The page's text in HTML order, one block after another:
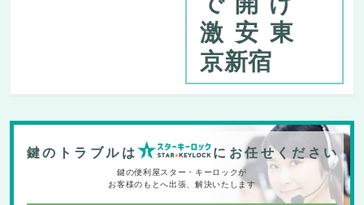
激安東
京新宿
鍵のトラブルは にお任せください
鍵の便利屋スター・キーロックが
お客様のもとへ出張、解決いたします